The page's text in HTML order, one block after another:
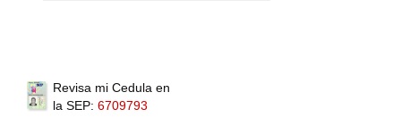
Revisa mi Cedula en
la SEP: 6709793